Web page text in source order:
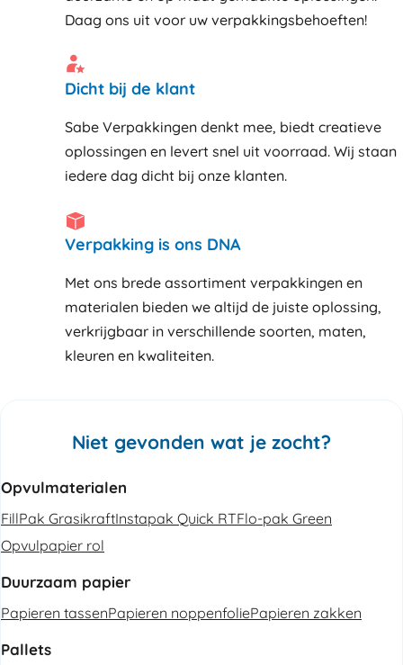
Daag ons uit voor uw verpakkingsbehoeften!
Dicht bij de klant
Sabe Verpakkingen denkt mee, biedt creatieve
oplossingen en levert snel uit voorraad. Wij staan
iedere dag dicht bij onze klanten
Verpakking is ons DNA
Met ons brede assortiment verpakkingen en
materialen bieden we altijd de juiste oplossing,
verkrijgbaar in verschillende soorten, maten,
kleuren en kwaliteiten.
Niet gevonden wat je zocht?
Opvulmaterialen
FillPak GrasikraftInstapak Quick RTFlo-pak Green
Opvulpapier rol
Duurzaam papier
Papieren tassenPapieren noppenfoliePapieren zakken
Pallets